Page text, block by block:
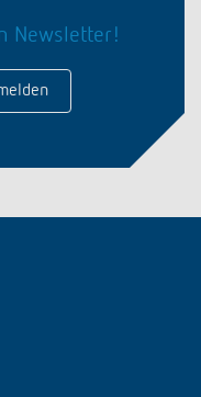
Newsletter!